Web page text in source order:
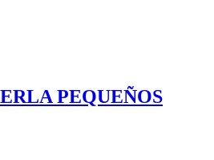
PEQUEÑOS